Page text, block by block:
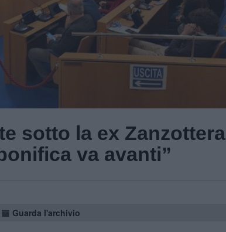
sotto la ex Zanzottera
va avanti”
Guarda l'archivio